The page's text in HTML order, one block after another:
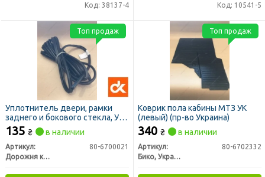
Код: 38137-4 Код: 10541-5
Уплотнитель двери, рамки
заднего и бокового стекла, УК
МТЗ ПРЕМИУМ 1 м/п (ДК)
135 ₴ в наличии
Артикул:
80-6700021
Дорожня карта
Топ продаж
Коврик пола кабины МТЗ УК
(левый) (пр-во Украина)
340 ₴ в наличии
Артикул:
80-6702332
Бико, Украина
Топ продаж